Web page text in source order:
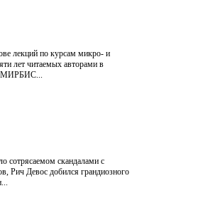
лекций по курсам микро- и
лет читаемых авторами в
МИРБИС...
сотрясаемом скандалами с
Рич Девос добился грандиозного